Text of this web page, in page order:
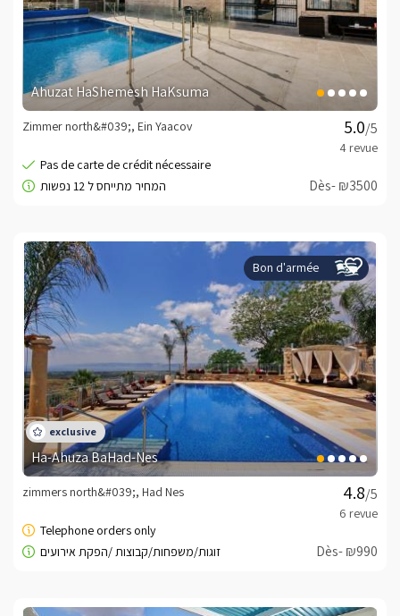
Ahuzat HaShemesh HaKsuma
/5
Zimmer north&#039;, Ein Yaacov
Dès- ₪3500
Bon d'armée
Ha-Ahuza BaHad-Nes
/5
zimmers north&#039;, Had Nes
Dès- ₪990